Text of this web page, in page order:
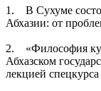
1. В Сухуме
Абхазии: от
2. «Философия
Абхазском
лекцией спецкурса